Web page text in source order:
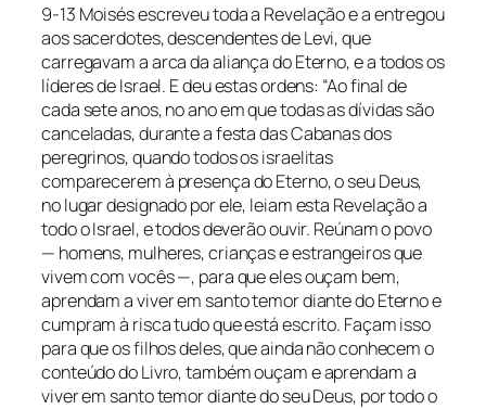
9-13 Moisés escreveu toda a Revelação e a entregou
aos sacerdotes, descendentes de Levi, que
carregavam a arca da aliança do Eterno, e a todos os
líderes de Israel. E deu estas ordens: “Ao final de
cada sete anos, no ano em que todas as dívidas são
canceladas, durante a festa das Cabanas dos
peregrinos, quando todos os israelitas
comparecerem à presença do Eterno, o seu Deus,
no lugar designado por ele, leiam esta Revelação a
todo o Israel, e todos deverão ouvir. Reúnam o povo
— homens, mulheres, crianças e estrangeiros que
vivem com vocês —, para que eles ouçam bem,
aprendam a viver em santo temor diante do Eterno e
cumpram à risca tudo que está escrito. Façam isso
para que os filhos deles, que ainda não conhecem o
conteúdo do Livro, também ouçam e aprendam a
viver em santo temor diante do seu Deus, por todo o